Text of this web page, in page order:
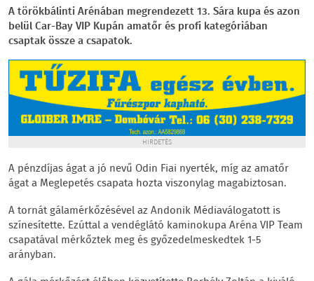
A törökbálinti Arénában megrendezett 13. Sára kupa és azon
belül Car-Bay VIP Kupán amatőr és profi kategóriában
csaptak össze a csapatok.
HIRDETÉS
A pénzdíjas ágat a jó nevű Odin Fiai nyerték, míg az amatőr
ágat a Meglepetés csapata hozta viszonylag magabiztosan.
A tornát gálamérkőzésével az Andonik Médiaválogatott is
színesítette. Ezúttal a vendéglátó kaminokupa Aréna VIP Team
csapatával mérkőztek meg és győzedelmeskedtek 1-5
arányban.